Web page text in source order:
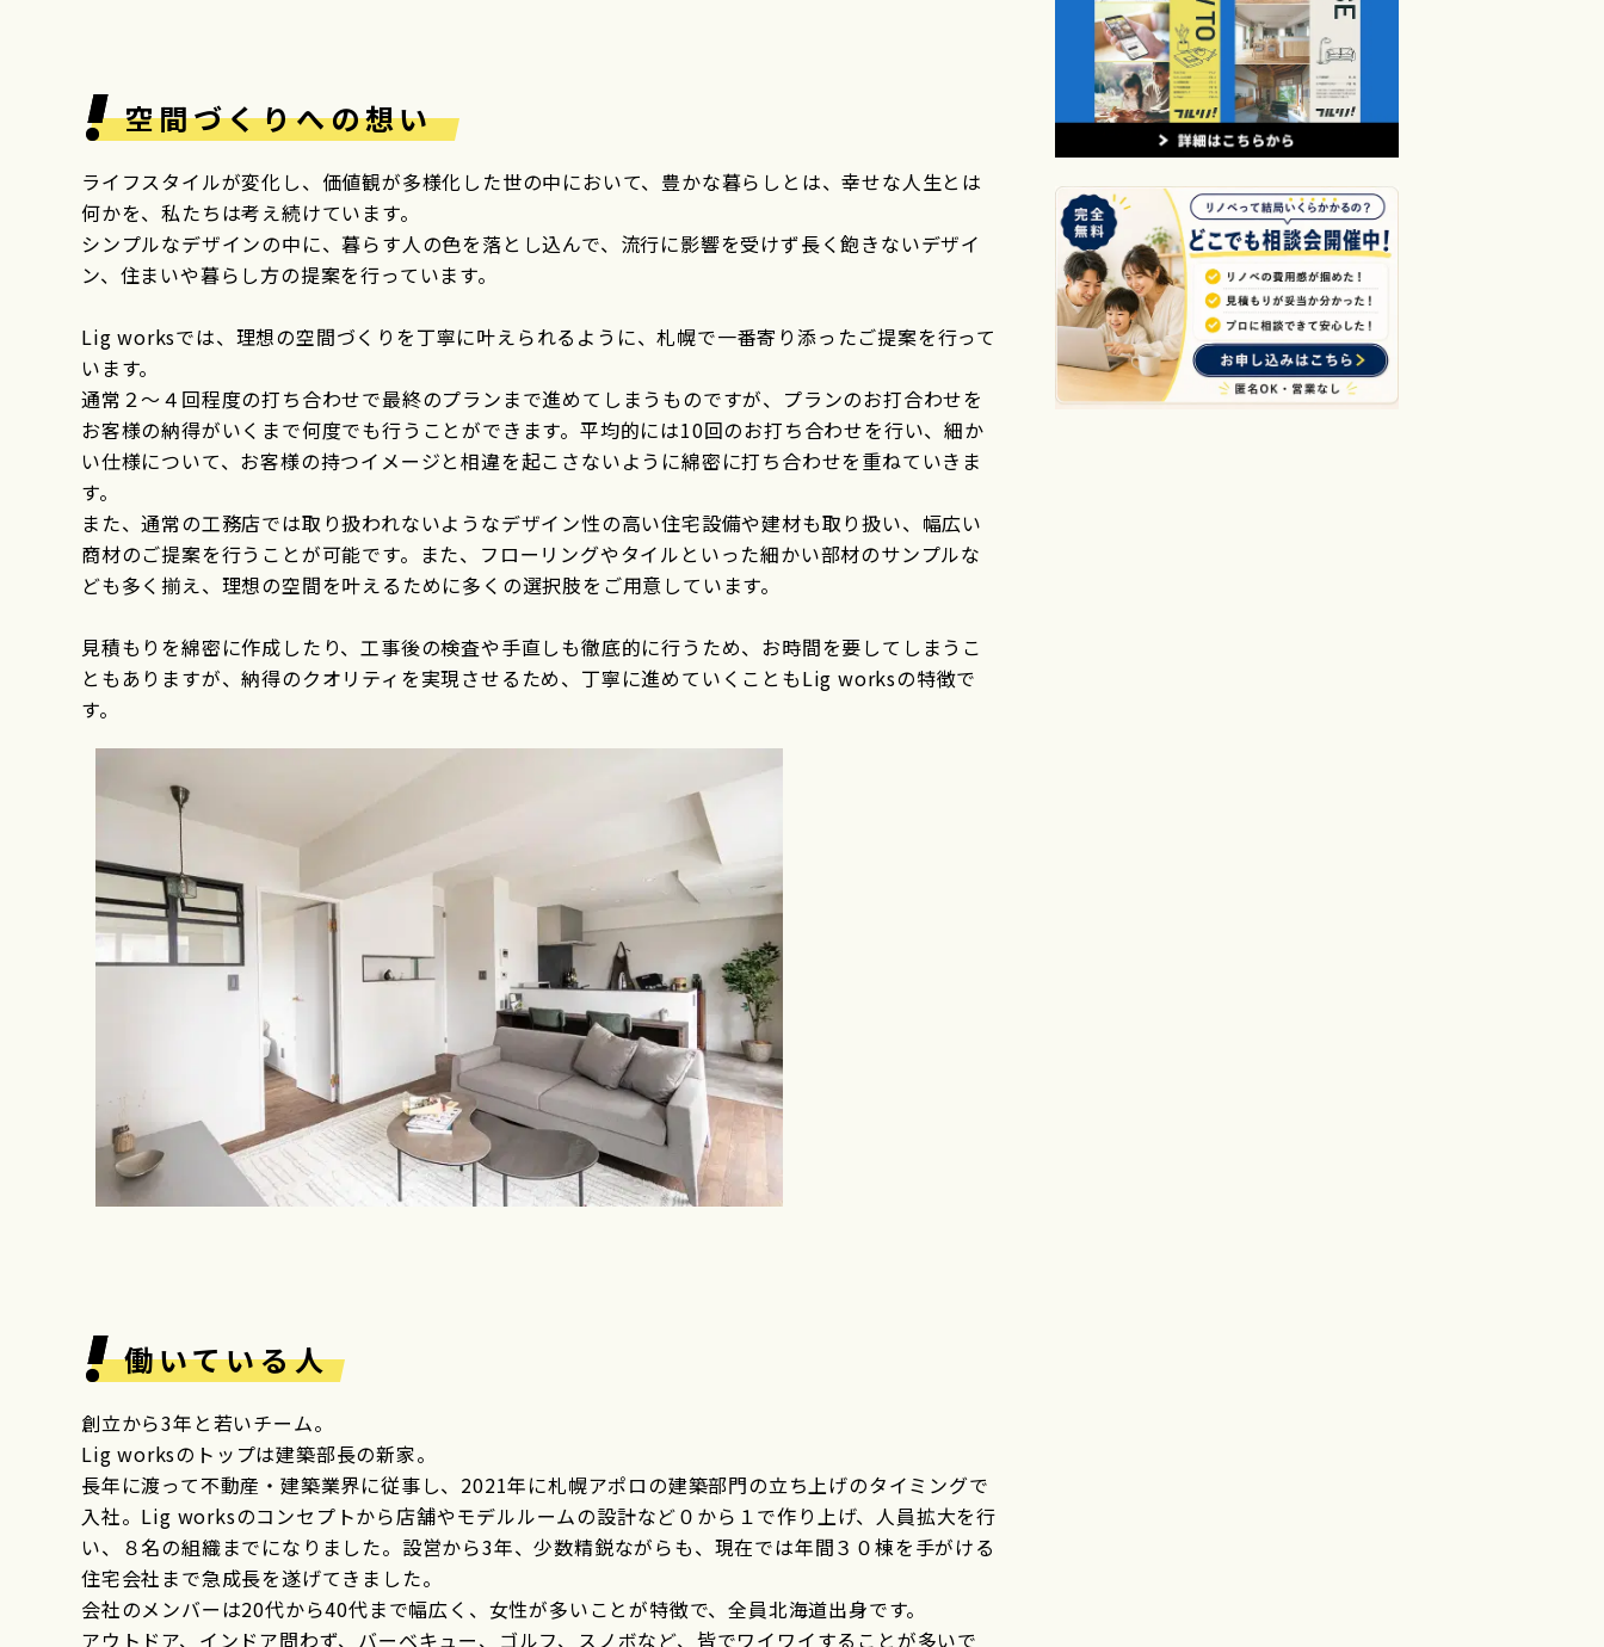
空間づくりへの想い
ライフスタイルが変化し、価値観が多様化した世の中において、豊かな暮らしとは、幸せな人生とは
何かを、私たちは考え続けています。
シンプルなデザインの中に、暮らす人の色を落とし込んで、流行に影響を受けず長く飽きないデザイ
ン、住まいや暮らし方の提案を行っています。
Lig worksでは、理想の空間づくりを丁寧に叶えられるように、札幌で一番寄り添ったご提案を行って
います。
通常２～４回程度の打ち合わせで最終のプランまで進めてしまうものですが、プランのお打合わせを
お客様の納得がいくまで何度でも行うことができます。平均的には10回のお打ち合わせを行い、細か
い仕様について、お客様の持つイメージと相違を起こさないように綿密に打ち合わせを重ねていきま
す。
また、通常の工務店では取り扱われないようなデザイン性の高い住宅設備や建材も取り扱い、幅広い
商材のご提案を行うことが可能です。また、フローリングやタイルといった細かい部材のサンプルな
ども多く揃え、理想の空間を叶えるために多くの選択肢をご用意しています。
見積もりを綿密に作成したり、工事後の検査や手直しも徹底的に行うため、お時間を要してしまうこ
ともありますが、納得のクオリティを実現させるため、丁寧に進めていくこともLig worksの特徴で
す。
働いている人
創立から3年と若いチーム。
Lig worksのトップは建築部長の新家。
長年に渡って不動産・建築業界に従事し、2021年に札幌アポロの建築部門の立ち上げのタイミングで
入社。Lig worksのコンセプトから店舗やモデルルームの設計など０から１で作り上げ、人員拡大を行
い、８名の組織までになりました。設営から3年、少数精鋭ながらも、現在では年間３０棟を手がける
住宅会社まで急成長を遂げてきました。
会社のメンバーは20代から40代まで幅広く、女性が多いことが特徴で、全員北海道出身です。
アウトドア、インドア問わず、バーベキュー、ゴルフ、スノボなど、皆でワイワイすることが多いで